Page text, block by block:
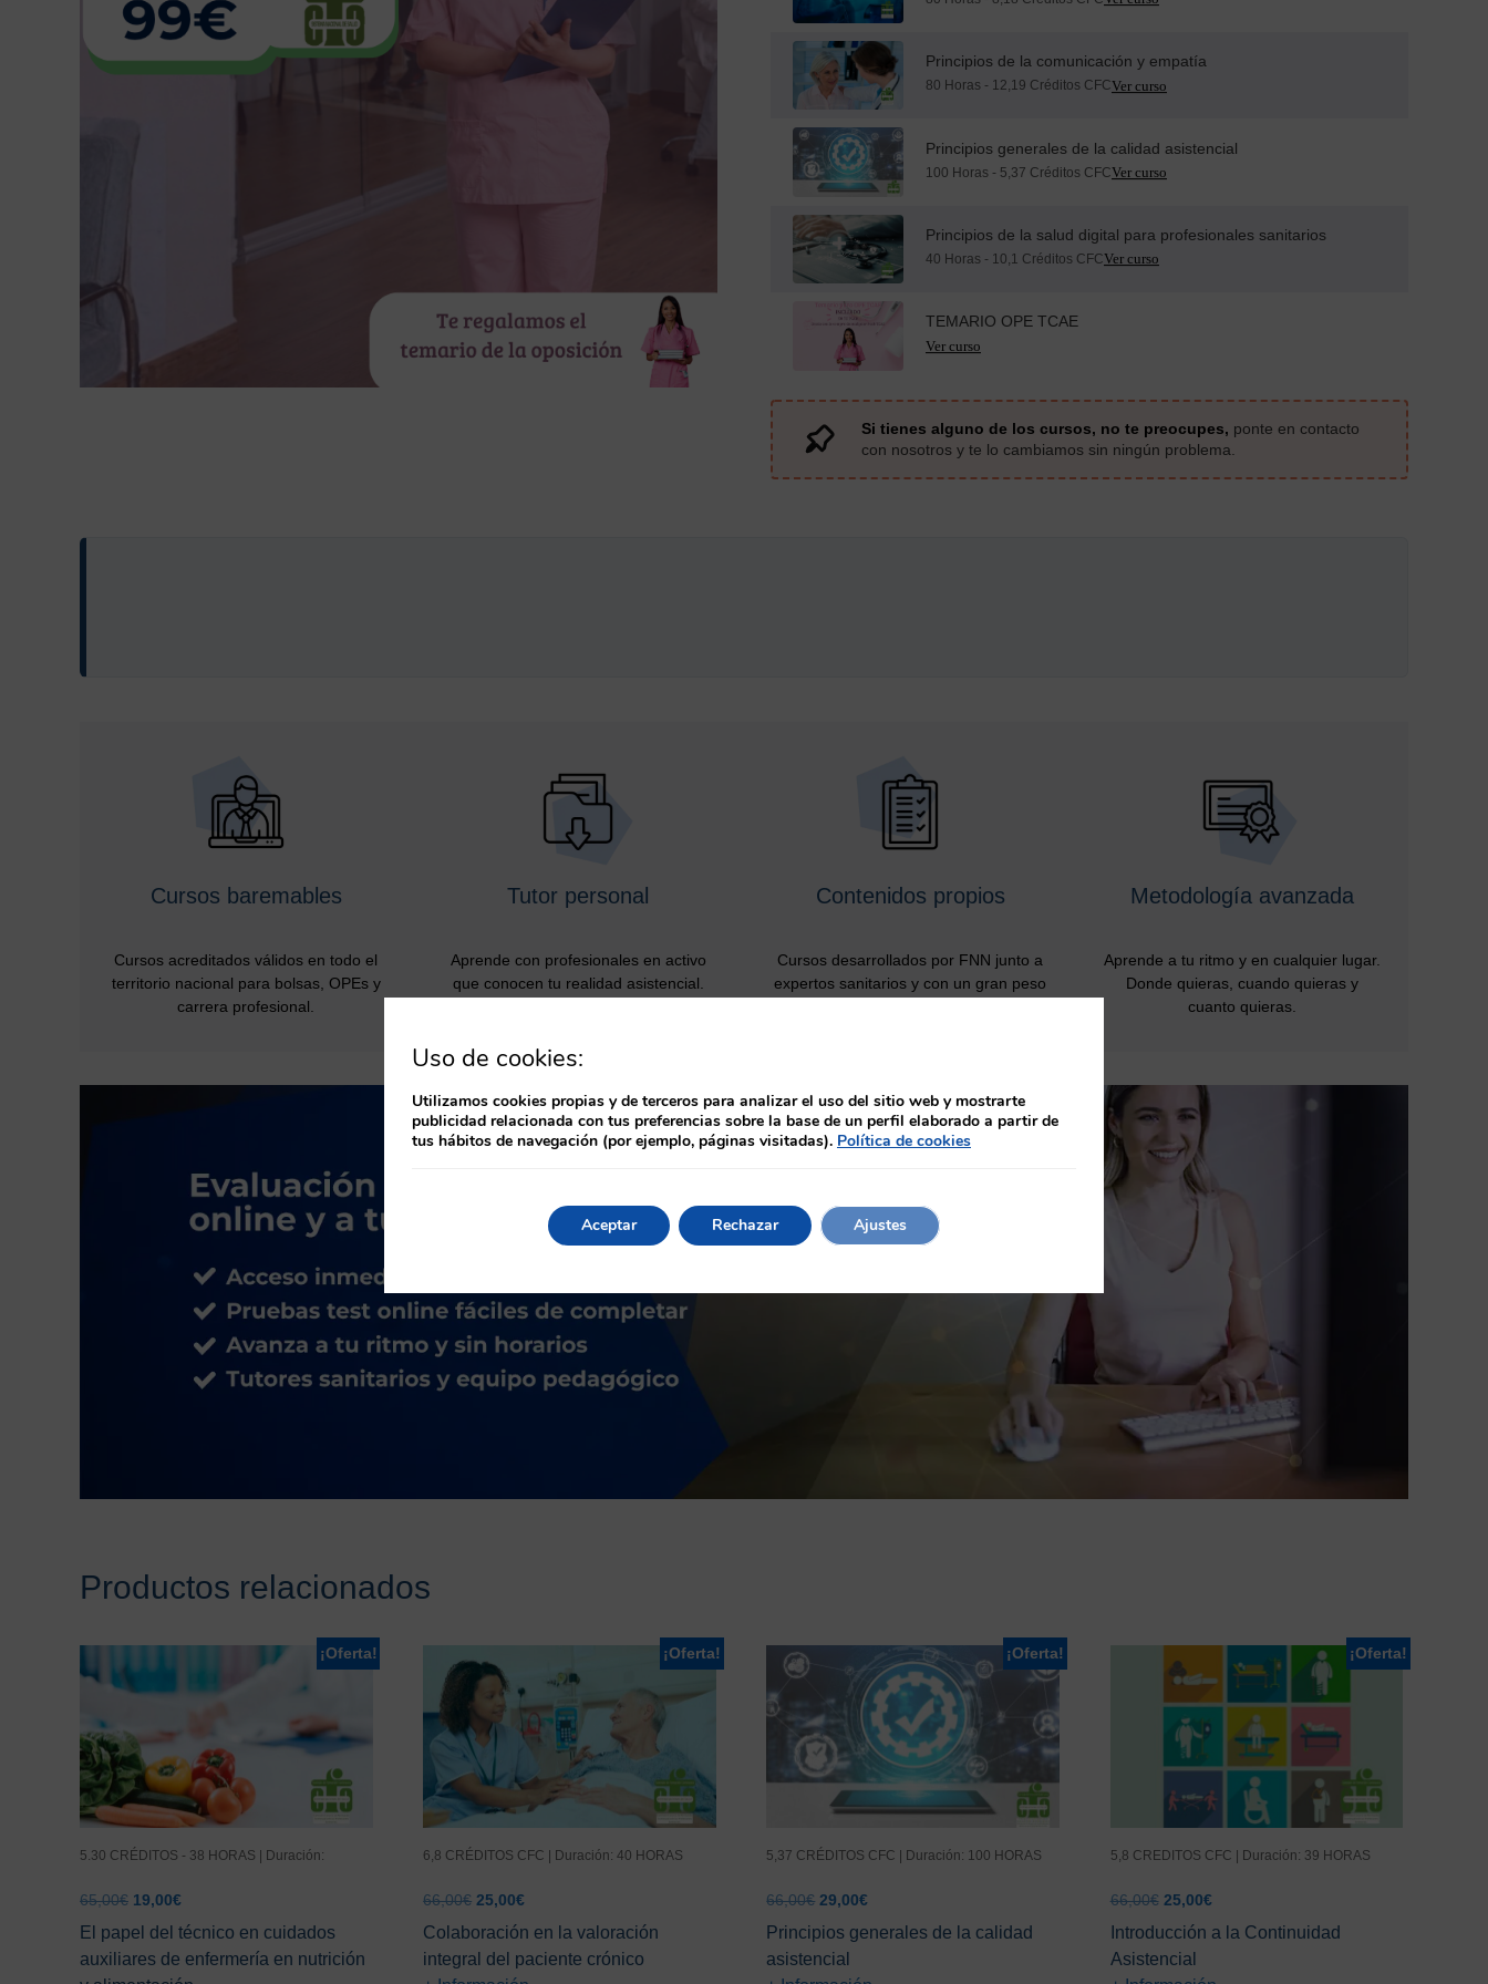
Principios de la comunicación y empatía
80 Horas - 12,19 Créditos CFC
Principios generales de la calidad asistencial
100 Horas - 5,37 Créditos CFC
Principios de la salud digital para profesionales sanitarios
40 Horas - 10,1 Créditos CFC
TEMARIO OPE TCAE
Si tienes alguno de los cursos, no te preocupes, ponte en contacto
con nosotros y te lo cambiamos sin ningún problema.
Cursos baremables
Cursos acreditados válidos en todo el
territorio nacional para bolsas, OPEs y
carrera profesional.
Tutor personal
Aprende con profesionales en activo
que conocen tu realidad asistencial.
Contenidos propios
Cursos desarrollados por FNN junto a
expertos sanitarios y con un gran peso
Metodología avanzada
Aprende a tu ritmo y en cualquier lugar.
Donde quieras, cuando quieras y
cuanto quieras.
Productos relacionados
¡Oferta!
5.30 CRÉDITOS - 38 HORAS | Duración:
65,00€ El
original
era:
19,00€El
precio
actual
es:
El papel del técnico en cuidados
auxiliares de enfermería en nutrición
¡Oferta!
6,8 CRÉDITOS CFC | Duración: 40 HORAS
66,00€ El
precio
original
era:
25,00€El
actual
es:
Colaboración en la valoración
integral del paciente crónico
¡Oferta!
5,37 CRÉDITOS CFC | Duración: 100 HORAS
66,00€ El
original
era:
29,00€El
actual
Principios generales de la calidad
asistencial
¡Oferta!
5,8 CREDITOS CFC | Duración: 39 HORAS
66,00€ El
precio
original
era:
25,00€El
actual
Introducción a la Continuidad
Asistencial
Uso de cookies:
Utilizamos cookies propias y de terceros para analizar el uso del sitio web y mostrarte
publicidad relacionada con tus preferencias sobre la base de un perfil elaborado a partir de
tus hábitos de navegación (por ejemplo, páginas visitadas). Política de cookies
Aceptar Rechazar Ajustes